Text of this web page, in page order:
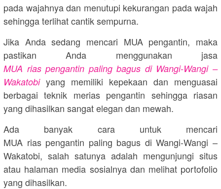
pada wajahnya dan menutupi kekurangan pada wajah
sehingga terlihat cantik sempurna.
Jika Anda sedang mencari MUA pengantin, maka
pastikan Anda menggunakan jasa
MUA rias pengantin paling bagus di Wangi-Wangi –
Wakatobiyang memiliki kepekaan dan menguasai
berbagai teknik merias pengantin sehingga riasan
yang dihasilkan sangat elegan dan mewah.
Ada banyak cara untuk mencari
MUA rias pengantin paling bagus di Wangi-Wangi –
Wakatobi, salah satunya adalah mengunjungi situs
atau halaman media sosialnya dan melihat portofolio
yang dihasilkan.